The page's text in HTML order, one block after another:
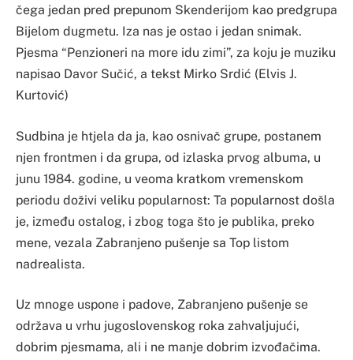
čega jedan pred prepunom Skenderijom kao predgrupa
Bijelom dugmetu. Iza nas je ostao i jedan snimak.
Pjesma “Penzioneri na more idu zimi”, za koju je muziku
napisao Davor Sučić, a tekst Mirko Srdić (Elvis J.
Kurtović)
Sudbina je htjela da ja, kao osnivač grupe, postanem
njen frontmen i da grupa, od izlaska prvog albuma, u
junu 1984. godine, u veoma kratkom vremenskom
periodu doživi veliku popularnost: Ta popularnost došla
je, između ostalog, i zbog toga što je publika, preko
mene, vezala Zabranjeno pušenje sa Top listom
nadrealista.
Uz mnoge uspone i padove, Zabranjeno pušenje se
održava u vrhu jugoslovenskog roka zahvaljujući,
dobrim pjesmama, ali i ne manje dobrim izvođačima.